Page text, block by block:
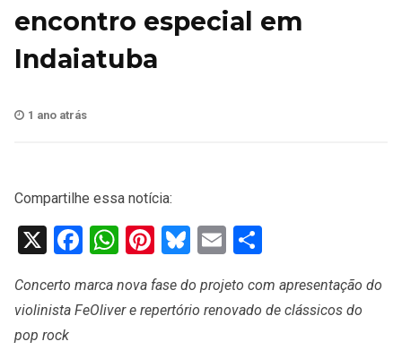
encontro especial em
Indaiatuba
1 ano atrás
Compartilhe essa notícia:
X Facebook
WhatsApp
Pinterest
Bluesky
Email
Concerto marca nova fase do projeto com apresentação do
violinista FeOliver e repertório renovado de clássicos do
pop rock